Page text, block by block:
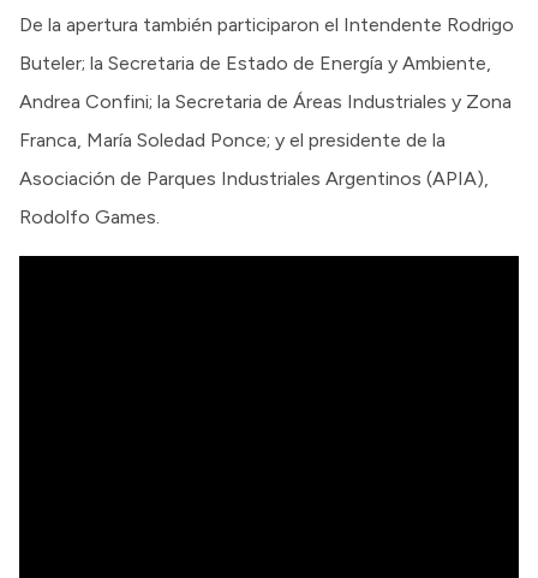
De la apertura también participaron el Intendente Rodrigo
Buteler; la Secretaria de Estado de Energía y Ambiente,
Andrea Confini; la Secretaria de Áreas Industriales y Zona
Franca, María Soledad Ponce; y el presidente de la
Asociación de Parques Industriales Argentinos (APIA),
Rodolfo Games.